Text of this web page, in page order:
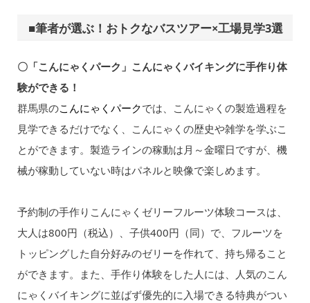
■筆者が選ぶ！おトクなバスツアー×工場見学3選
〇「こんにゃくパーク」こんにゃくバイキングに手作り体
験ができる！
群馬県のこんにゃくパークでは、こんにゃくの製造過程を
見学できるだけでなく、こんにゃくの歴史や雑学を学ぶこ
とができます。製造ラインの稼動は月～金曜日ですが、機
械が稼動していない時はパネルと映像で楽しめます。
予約制の手作りこんにゃくゼリーフルーツ体験コースは、
大人は800円（税込）、子供400円（同）で、フルーツを
トッピングした自分好みのゼリーを作れて、持ち帰ること
ができます。また、手作り体験をした人には、人気のこん
にゃくバイキングに並ばず優先的に入場できる特典がつい